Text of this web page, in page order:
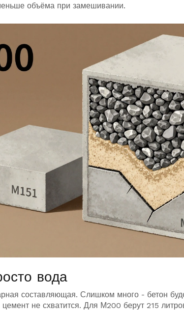
объёма при замешивании.
вода
составляющая. Слишком много - бетон
цемент не схватится. Для М200 берут 215